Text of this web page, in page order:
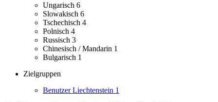
Ungarisch 6
Slowakisch 6
Tschechisch 4
Polnisch 4
Russisch 3
Chinesisch / Mandarin 1
Bulgarisch 1
Zielgruppen
Benutzer Liechtenstein 1